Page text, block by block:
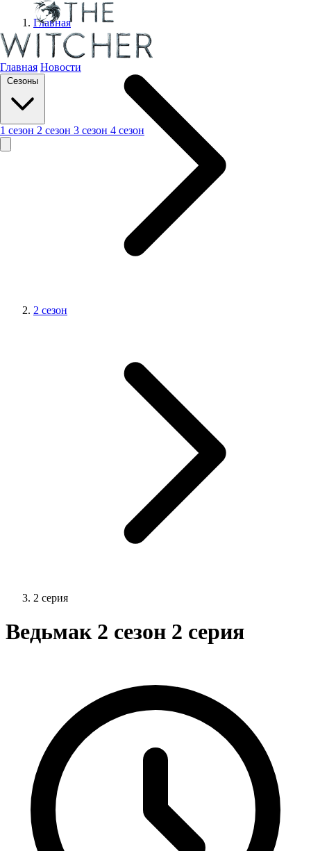
Главная Новости
Сезоны
1 сезон 2 сезон 3 сезон 4 сезон
Главная
2 сезон
2 серия
Ведьмак 2 сезон 2 серия